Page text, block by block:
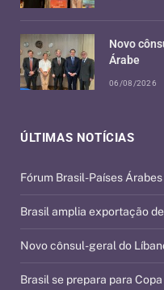
ÚLTIMAS NOTÍCIAS
Fórum Brasil-Países
Brasil amplia exportação
Novo cônsul-geral do
Brasil se prepara para
Novo
Árabe
06/08/2026